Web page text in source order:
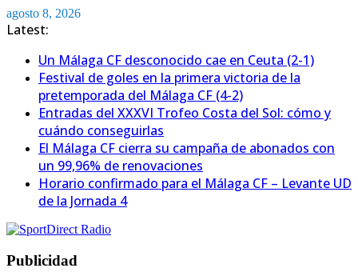
Saltar
al
agosto 8, 2026
Latest:
Un Málaga CF desconocido cae en Ceuta (2-1)
Festival de goles en la primera victoria de la
pretemporada del Málaga CF (4-2)
Entradas del XXXVI Trofeo Costa del Sol: cómo y
cuándo conseguirlas
El Málaga CF cierra su campaña de abonados con
un 99,96% de renovaciones
Horario confirmado para el Málaga CF – Levante UD
de la Jornada 4
Publicidad